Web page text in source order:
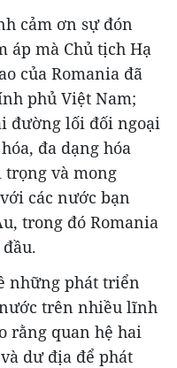
cảm ơn sự đón
áp mà Chủ tịch Hạ
của Romania đã
phủ Việt Nam;
đường lối đối ngoại
đa dạng hóa
trọng và mong
các nước bạn
trong đó Romania
những phát triển
trên nhiều lĩnh
rằng quan hệ hai
dư địa để phát